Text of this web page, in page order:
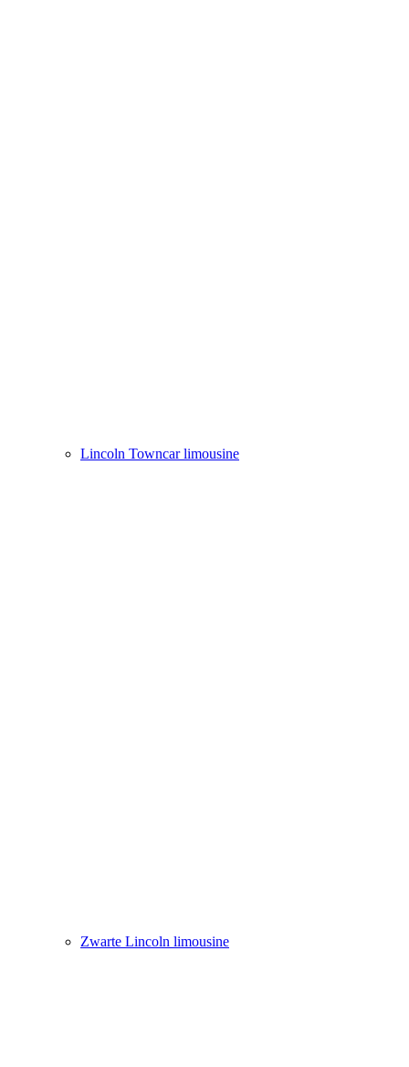
Lincoln Towncar limousine
Zwarte Lincoln limousine